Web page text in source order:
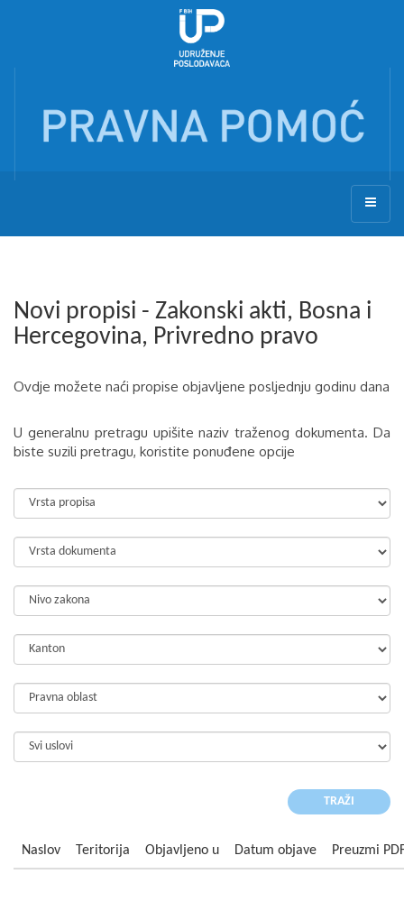
Novi propisi - Zakonski akti, Bosna i
Hercegovina, Privredno pravo
Ovdje možete naći propise objavljene posljednju godinu dana
U generalnu pretragu upišite naziv traženog dokumenta. Da
biste suzili pretragu, koristite ponuđene opcije
Naslov Teritorija Objavljeno u Datum objave Preuzmi